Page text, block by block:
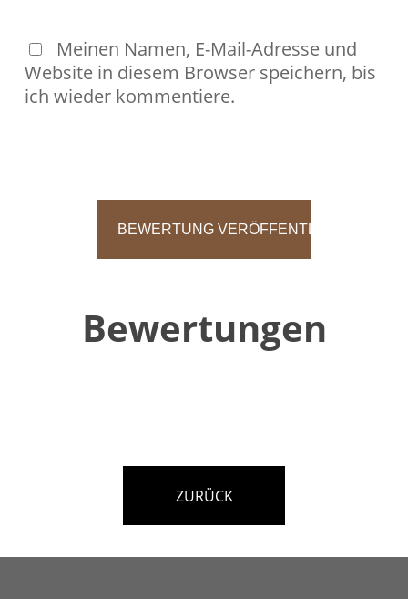
Meinen Namen, E-Mail-Adresse und
Website in diesem Browser speichern, bis
ich wieder kommentiere.
Bewertungen
ZURÜCK